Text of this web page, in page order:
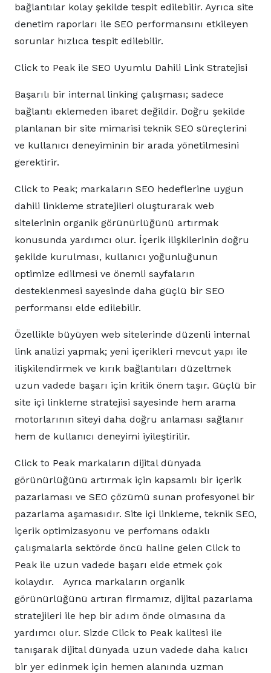
bağlantılar kolay şekilde tespit edilebilir. Ayrıca site
denetim raporları ile SEO performansını etkileyen
sorunlar hızlıca tespit edilebilir.
Click to Peak ile SEO Uyumlu Dahili Link Stratejisi
Başarılı bir internal linking çalışması; sadece
bağlantı eklemeden ibaret değildir. Doğru şekilde
planlanan bir site mimarisi teknik SEO süreçlerini
ve kullanıcı deneyiminin bir arada yönetilmesini
gerektirir.
Click to Peak; markaların SEO hedeflerine uygun
dahili linkleme stratejileri oluşturarak web
sitelerinin organik görünürlüğünü artırmak
konusunda yardımcı olur. İçerik ilişkilerinin doğru
şekilde kurulması, kullanıcı yoğunluğunun
optimize edilmesi ve önemli sayfaların
desteklenmesi sayesinde daha güçlü bir SEO
performansı elde edilebilir.
Özellikle büyüyen web sitelerinde düzenli internal
link analizi yapmak; yeni içerikleri mevcut yapı ile
ilişkilendirmek ve kırık bağlantıları düzeltmek
uzun vadede başarı için kritik önem taşır. Güçlü bir
site içi linkleme stratejisi sayesinde hem arama
motorlarının siteyi daha doğru anlaması sağlanır
hem de kullanıcı deneyimi iyileştirilir.
Click to Peak markaların dijital dünyada
görünürlüğünü artırmak için kapsamlı bir içerik
pazarlaması ve SEO çözümü sunan profesyonel bir
pazarlama aşamasıdır. Site içi linkleme, teknik SEO,
içerik optimizasyonu ve perfomans odaklı
çalışmalarla sektörde öncü haline gelen Click to
Peak ile uzun vadede başarı elde etmek çok
kolaydır. Ayrıca markaların organik
görünürlüğünü artıran firmamız, dijital pazarlama
stratejileri ile hep bir adım önde olmasına da
yardımcı olur. Sizde Click to Peak kalitesi ile
tanışarak dijital dünyada uzun vadede daha kalıcı
bir yer edinmek için hemen alanında uzman